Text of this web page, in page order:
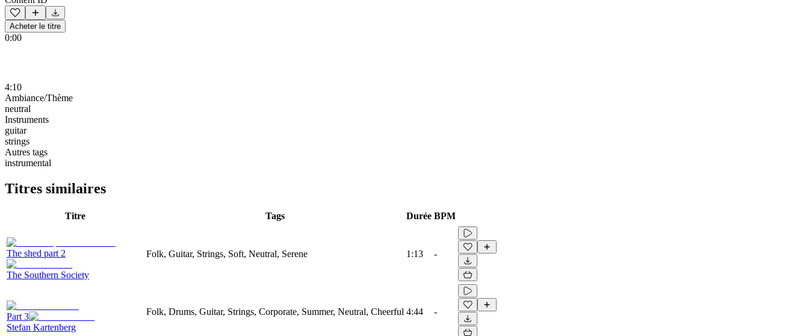
Acheter le titre
0:00
4:10
Ambiance/Thème
neutral
Instruments
guitar
strings
Autres tags
instrumental
Titres similaires
Titre Tags Durée BPM
The shed part 2
The Southern Society
Folk, Guitar, Strings, Soft, Neutral, Serene 1:13 -
Part 3
Stefan Kartenberg
Folk, Drums, Guitar, Strings, Corporate, Summer, Neutral, Cheerful 4:44 -